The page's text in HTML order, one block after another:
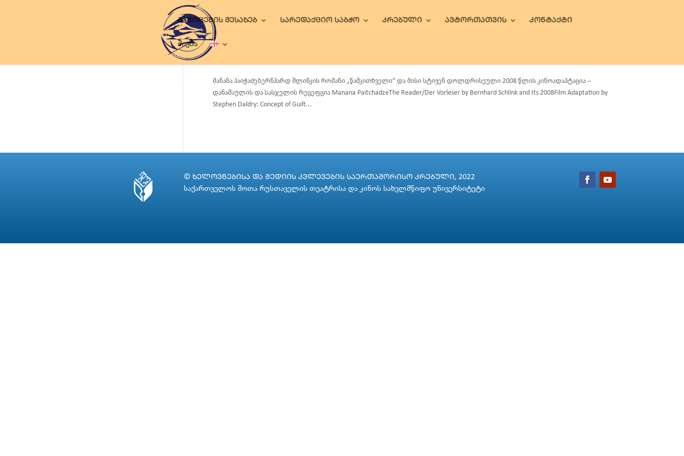
ᲒᲐᲛᲝᲪᲔᲛᲘᲡ ᲨᲔᲡᲐᲮᲔᲑ ᲡᲐᲠᲔᲓᲐᲥᲪᲘᲝ ᲡᲐᲑᲭᲝ ᲙᲠᲔᲑᲣᲚᲘ ᲐᲕᲢᲝᲠᲗᲐᲗᲕᲘᲡ ᲙᲝᲜᲢᲐᲥᲢᲘ
ძიება
მანანა პაიჭაძებერნჰარდ შლინკის რომანი „წამკითხველი“ და მისი სტივენ დოლდრისეული 2008 წლის კინოადაპტაცია –
დანაშაულის და სასჯელის რეცეფცია Manana PaitchadzeThe Reader/Der Vorleser by Bernhard Schlink and Its 2008Film Adaptation by
Stephen Daldry: Concept of Guilt...
© ᲮᲔᲚᲝᲕᲜᲔᲑᲘᲡᲐ ᲓᲐ ᲛᲔᲓᲘᲘᲡ ᲙᲕᲚᲔᲕᲔᲑᲘᲡ ᲡᲐᲔᲠᲗᲐᲨᲝᲠᲘᲡᲝ ᲙᲠᲔᲑᲣᲚᲘ, 2022
საქართველოს შოთა რუსთაველის თეატრისა და კინოს სახელმწიფო უნივერსიტეტი